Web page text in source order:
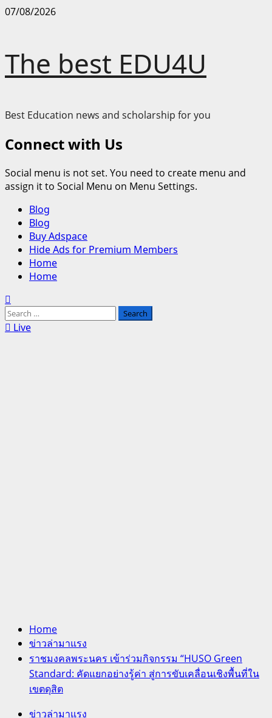
Skip
07/08/2026
The best EDU4U
Best Education news and scholarship for you
Connect with Us
Social menu is not set. You need to create menu and
assign it to Social Menu on Menu Settings.
Primary
Menu
Blog
Blog
Buy Adspace
Hide Ads for Premium Members
Home
Home
Search
for:Live
Home
ข่าวล่ามาแรง
ราชมงคลพระนคร เข้าร่วมกิจกรรม “HUSO Green
Standard: คัดแยกอย่างรู้ค่า สู่การขับเคลื่อนเชิงพื้นที่ใน
เขตดุสิต
ข่าวล่ามาแรง